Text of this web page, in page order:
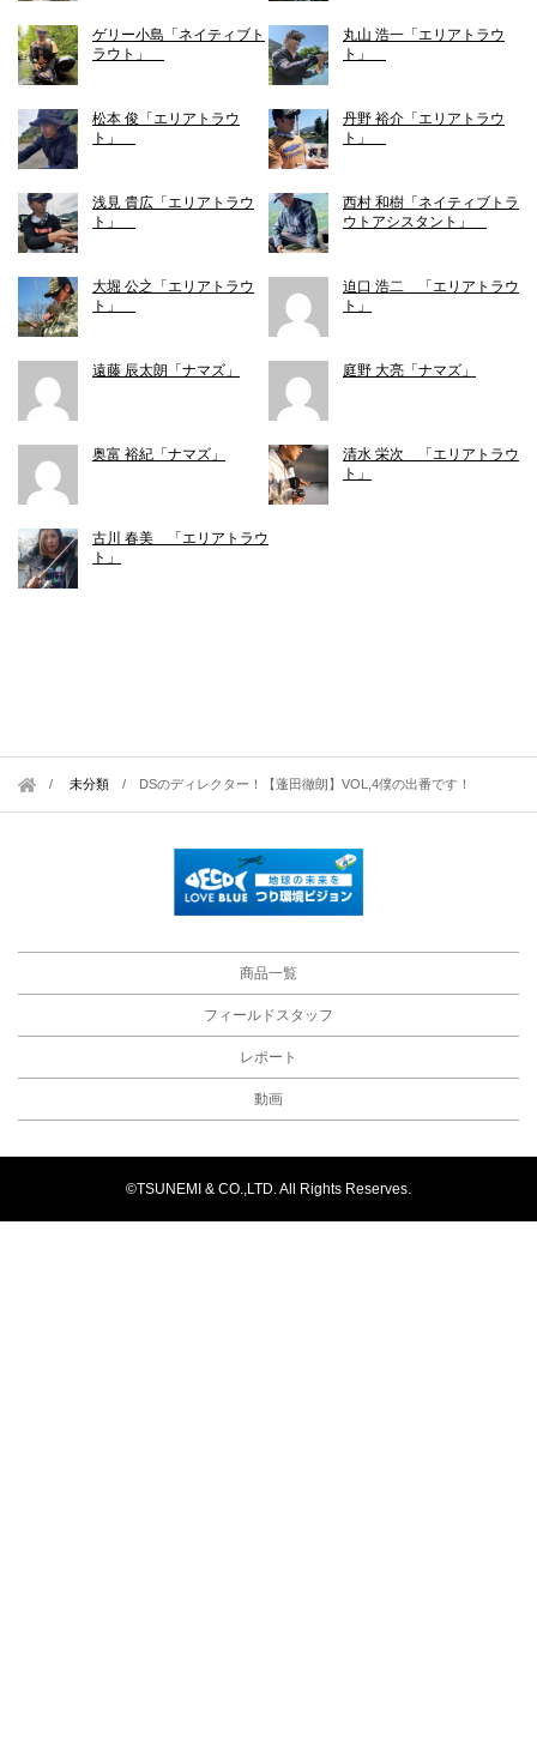
ゲリー小島「ネイティブト
ラウト」
丸山 浩一「エリアトラウ
ト」
松本 俊「エリアトラウ
ト」
丹野 裕介「エリアトラウ
ト」
浅見 貴広「エリアトラウ
ト」
西村 和樹「ネイティブトラ
ウトアシスタント」
大堀 公之「エリアトラウ
ト」
迫口 浩二 「エリアトラウ
ト」
遠藤 辰太朗「ナマズ」 庭野 大亮「ナマズ」
奥富 裕紀「ナマズ」
清水 栄次 「エリアトラウ
ト」
古川 春美 「エリアトラウ
ト」
未分類 / DSのディレクター！【蓬田徹朗】VOL,4僕の出番です！
商品一覧
フィールドスタッフ
レポート
動画
©TSUNEMI & CO.,LTD. All Rights Reserves.